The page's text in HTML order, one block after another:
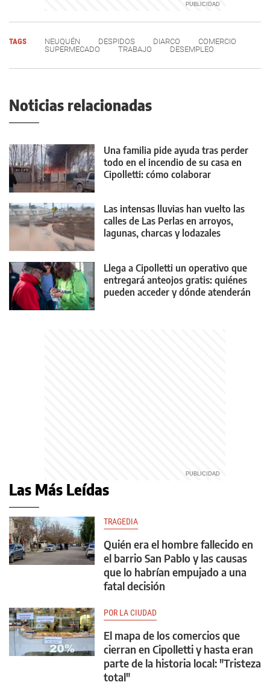
TAGS NEUQUÉN DESPIDOS DIARCO
COMERCIO
SUPERMECADO
TRABAJO DESEMPLEO
Noticias relacionadas
Una familia pide ayuda tras perder
todo en el incendio de su casa en
Cipolletti: cómo colaborar
Las intensas lluvias han vuelto las
calles de Las Perlas en arroyos,
lagunas, charcas y lodazales
Llega a Cipolletti un operativo que
entregará anteojos gratis: quiénes
pueden acceder y dónde atenderán
Las Más Leídas
TRAGEDIA
Quién era el hombre fallecido en
el barrio San Pablo y las causas
que lo habrían empujado a una
fatal decisión
POR LA CIUDAD
El mapa de los comercios que
cierran en Cipolletti y hasta eran
parte de la historia local: "Tristeza
total"